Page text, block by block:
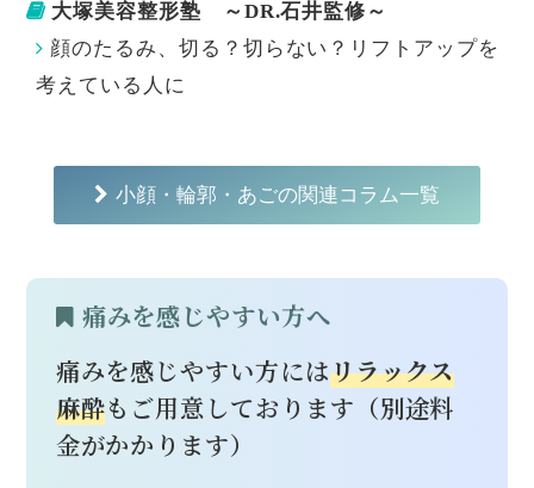
大塚美容整形塾 ～DR.石井監修～
顔のたるみ、切る？切らない？リフトアップを
考えている人に
小顔・輪郭・あごの関連コラム一覧
痛みを感じやすい方へ
痛みを感じやすい方にはリラックス
麻酔もご用意しております（別途料
金がかかります）